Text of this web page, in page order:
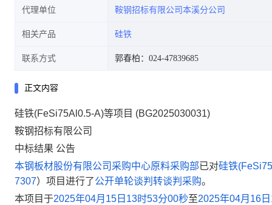
代理单位 鞍钢招标有限公司本溪分公司
相关产品 硅铁
联系方式 郭春柏：024-47839685
正文内容
硅铁(FeSi75Al0.5-A)等项目 (BG2025030031)
鞍钢招标有限公司
中标结果 公告
本钢板材股份有限公司采购中心原料采购部已对硅铁
7307） 项目进行了公开单轮谈判转谈判采购。
本项目于2025年04月15日13时53分00秒至2025年04月16